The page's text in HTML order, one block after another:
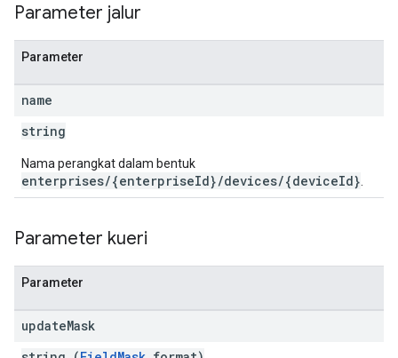
Parameter jalur
Parameter
name
string
Nama perangkat dalam bentuk
enterprises/{enterpriseId}/devices/{deviceId}
Parameter kueri
Parameter
updateMask